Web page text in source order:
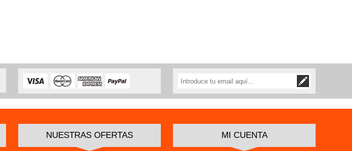
NUESTRAS OFERTAS MI CUENTA